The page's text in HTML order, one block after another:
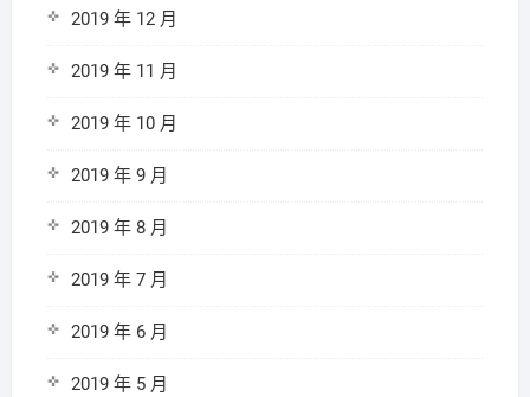
2019 年 12 月
2019 年 11 月
2019 年 10 月
2019 年 9 月
2019 年 8 月
2019 年 7 月
2019 年 6 月
2019 年 5 月